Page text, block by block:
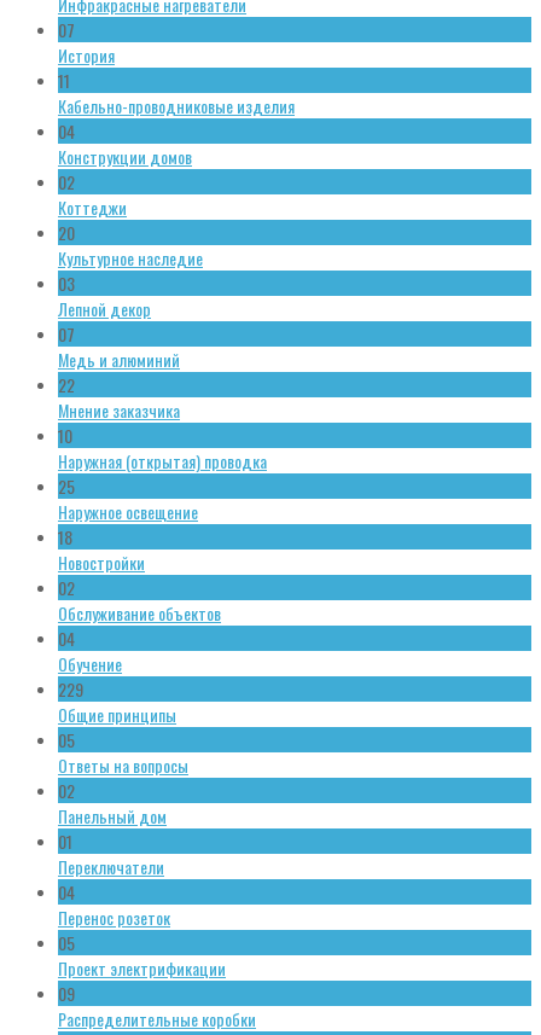
07
История
11
Кабельно-проводниковые изделия
04
Конструкции домов
02
Коттеджи
20
Культурное наследие
03
Лепной декор
07
Медь и алюминий
22
Мнение заказчика
10
Наружная (открытая) проводка
25
Наружное освещение
18
Новостройки
02
Обслуживание объектов
04
Обучение
229
Общие принципы
05
Ответы на вопросы
02
Панельный дом
01
Переключатели
04
Перенос розеток
05
Проект электрификации
09
Распределительные коробки